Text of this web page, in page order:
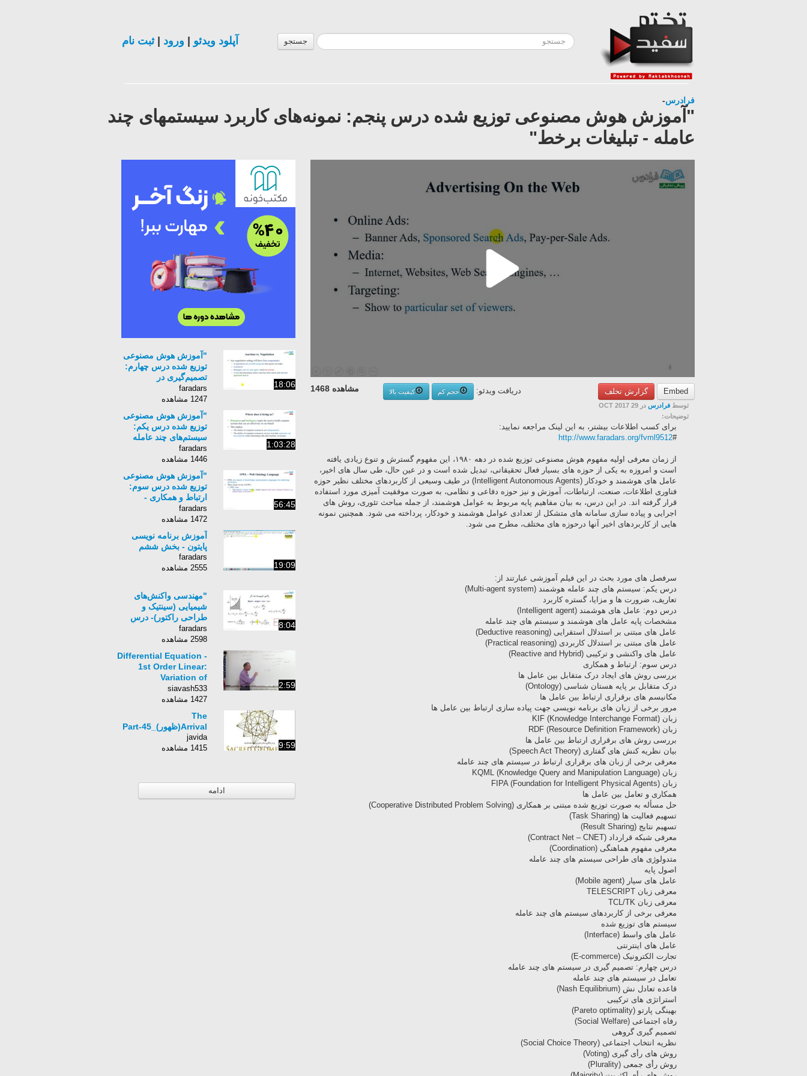
جستجو آپلود ویدئو ورود |ثبت نام
فرادرس-
"آموزش هوش مصنوعی توزیع شده درس پنجم: نمونه‏‌های کاربرد سیستم‏های چند
عامله - تبلیغات برخط"
Embed گزارش تخلف مشاهده 1468 دریافت ویدئو: حجم کم
کیفیت بالا
توسط فرادرس در 29 OCT 2017
توضیحات:
برای کسب اطلاعات بیشتر، به این لینک مراجعه نمایید:
#
http://www.faradars.org/fvml9512
از زمان معرفی اولیه مفهوم هوش مصنوعی توزیع شده در دهه ۱۹۸۰، این مفهوم گسترش و تنوع زیادی یافته
است و امروزه به یکی از حوزه های بسیار فعال تحقیقاتی، تبدیل شده است و در عین حال، طی سال های اخیر،
عامل های هوشمند و خودکار (Intelligent Autonomous Agents) در طیف وسیعی از کاربردهای مختلف نظیر حوزه
فناوری اطلاعات، صنعت، ارتباطات، آموزش و نیز حوزه دفاعی و نظامی، به صورت موفقیت آمیزی مورد استفاده
قرار گرفته اند. در این درس، به بیان مفاهیم پایه مربوط به عوامل هوشمند، از جمله مباحث تئوری، روش های
اجرایی و پیاده سازی سامانه های متشکل از تعدادی عوامل هوشمند و خودکار، پرداخته می شود. همچنین نمونه
هایی از کاربردهای اخیر آنها درحوزه های مختلف، مطرح می شود.
سرفصل های مورد بحث در این فیلم آموزشی عبارتند از:
درس یکم: سیستم های چند عامله هوشمند (Multi-agent system)
تعاریف، ضرورت ها و مزایا، گستره کاربرد
درس دوم: عامل های هوشمند (Intelligent agent)
مشخصات پایه عامل های هوشمند و سیستم های چند عامله
عامل های مبتنی بر استدلال استقرایی (Deductive reasoning)
عامل های مبتنی بر استدلال کاربردی (Practical reasoning)
عامل های واکنشی و ترکیبی (Reactive and Hybrid)
درس سوم: ارتباط و همکاری
بررسی روش های ایجاد درک متقابل بین عامل ها
درک متقابل بر پایه هستان شناسی (Ontology)
مکانیسم های برقراری ارتباط بین عامل ها
مرور برخی از زبان های برنامه نویسی جهت پیاده سازی ارتباط بین عامل ها
زبان KIF (Knowledge Interchange Format)‎
زبان RDF (Resource Definition Framework)‎
بررسی روش های برقراری ارتباط بین عامل ها
بیان نظریه کنش های گفتاری (Speech Act Theory)
معرفی برخی از زبان های برقراری ارتباط در سیستم های چند عامله
زبان KQML (Knowledge Query and Manipulation Language)‎
زبان FIPA (Foundation for Intelligent Physical Agents)‎
همکاری و تعامل بین عامل ها
حل مسأله به صورت توزیع شده مبتنی بر همکاری (Cooperative Distributed Problem Solving)
تسهیم فعالیت ها (Task Sharing)
تسهیم نتایج (Result Sharing)
معرفی شبکه قرارداد (Contract Net – CNET)
معرفی مفهوم هماهنگی (Coordination)
متدولوژی های طراحی سیستم های چند عامله
اصول پایه
عامل های سیار (Mobile agent)
معرفی زبان TELESCRIPT
معرفی زبان TCL/TK
معرفی برخی از کاربردهای سیستم های چند عامله
سیستم های توزیع شده
عامل های واسط (Interface)
عامل های اینترنتی
تجارت الکترونیک (E-commerce)
درس چهارم: تصمیم گیری در سیستم های چند عامله
تعامل در سیستم های چند عامله
قاعده تعادل نش (Nash Equilibrium)
استراتژی های ترکیبی
بهینگی پارتو (Pareto optimality)
رفاه اجتماعی (Social Welfare)
تصمیم گیری گروهی
نظریه انتخاب اجتماعی (Social Choice Theory)
روش های رأی گیری (Voting)
روش رأی جمعی (Plurality)
18:06
"آموزش هوش مصنوعی
توزیع شده درس چهارم:
تصمیم‌گیری در
سیستم‌های چند عامله -
مذاکره و چانه‏‌زنی "
faradars
1247 مشاهده
1:03:28
"آموزش هوش مصنوعی
توزیع شده درس یکم:
سیستم‌های چند عامله
هوشمند - تعاریف،
ضرورت‌ها، مزایا"
faradars
1446 مشاهده
56:45
"آموزش هوش مصنوعی
توزیع شده درس سوم:
ارتباط و همکاری -
بررسی روش‌های ایجاد
درک متقابل بین عامل‏ها"
faradars
1472 مشاهده
19:09
آموزش برنامه نویسی
پایتون - بخش ششم
faradars
2555 مشاهده
8:04
"مهندسی واکنش‌های
شیمیایی (سینتیک و
طراحی راکتور)- درس
پنجم: راکتورهای ایده آل
برای واکنش های منفرد "
faradars
2598 مشاهده
2:59
Differential Equation -
1st Order Linear:
Variation of
Parameters (3 of 4)
Example 2
siavash533
1427 مشاهده
9:59
The
Arrival(ظهور)_Part-45
javida
1415 مشاهده
ادامه